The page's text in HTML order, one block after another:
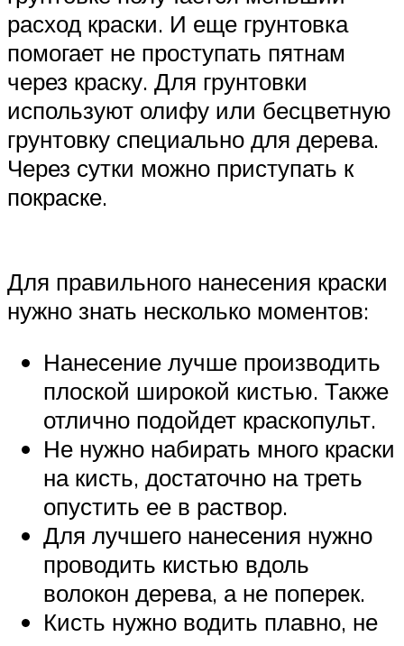
расход краски. И еще грунтовка
помогает не проступать пятнам
через краску. Для грунтовки
используют олифу или бесцветную
грунтовку специально для дерева.
Через сутки можно приступать к
покраске.
Для правильного нанесения краски
нужно знать несколько моментов:
Нанесение лучше производить
плоской широкой кистью. Также
отлично подойдет краскопульт.
Не нужно набирать много краски
на кисть, достаточно на треть
опустить ее в раствор.
Для лучшего нанесения нужно
проводить кистью вдоль
волокон дерева, а не поперек.
Кисть нужно водить плавно, не